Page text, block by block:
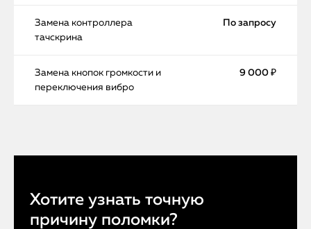
Замена контроллера
тачскрина
По запросу
Замена кнопок громкости и
переключения вибро
9 000 ₽
Хотите узнать точную
причину поломки?